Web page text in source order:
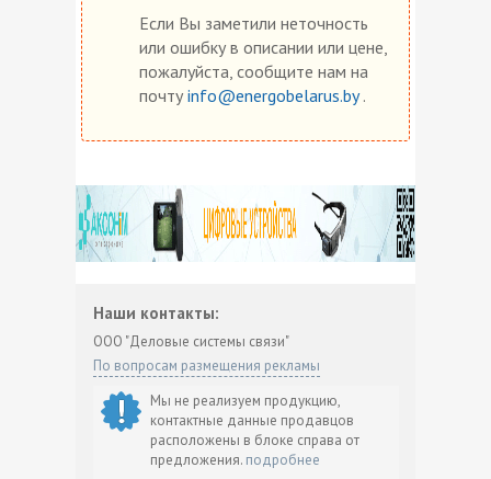
Если Вы заметили неточность
или ошибку в описании или цене,
пожалуйста, сообщите нам на
почту info@energobelarus.by.
Наши контакты:
ООО "Деловые системы связи"
По вопросам размещения рекламы
Мы не реализуем продукцию,
контактные данные продавцов
расположены в блоке справа от
предложения. подробнее